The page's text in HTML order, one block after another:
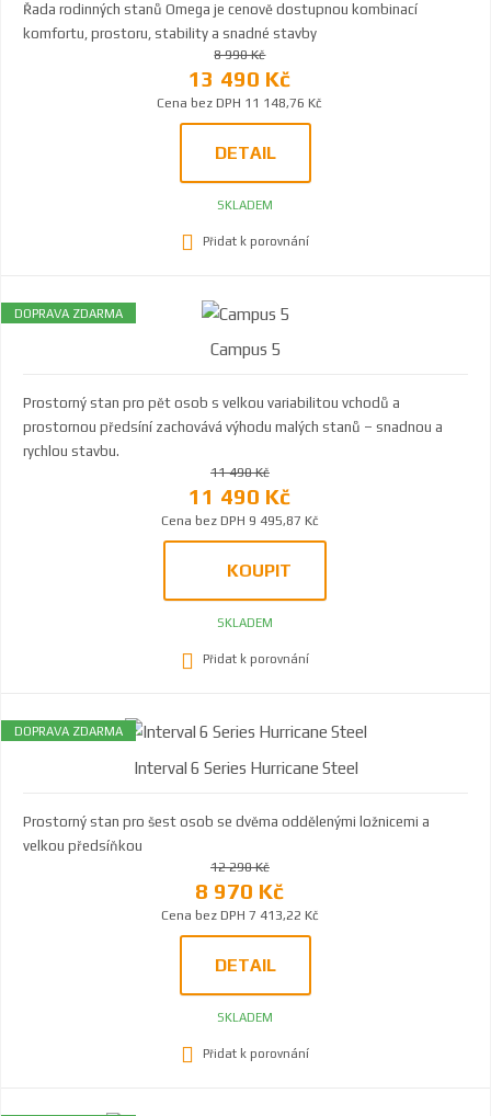
Řada rodinných stanů Omega je cenově dostupnou kombinací
komfortu, prostoru, stability a snadné stavby
8 990 Kč
13 490 Kč
Cena bez DPH 11 148,76 Kč
DETAIL
SKLADEM
Přidat k porovnání
Campus 5
DOPRAVA ZDARMA
Prostorný stan pro pět osob s velkou variabilitou vchodů a
prostornou předsíní zachovává výhodu malých stanů – snadnou a
rychlou stavbu.
11 490 Kč
11 490 Kč
Cena bez DPH 9 495,87 Kč
KOUPIT
SKLADEM
Přidat k porovnání
Interval 6 Series Hurricane Steel
DOPRAVA ZDARMA
Prostorný stan pro šest osob se dvěma oddělenými ložnicemi a
velkou předsíňkou
12 290 Kč
8 970 Kč
Cena bez DPH 7 413,22 Kč
DETAIL
SKLADEM
Přidat k porovnání